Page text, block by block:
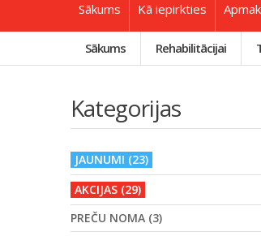
Sākums Kā iepirkties
Sākums Rehabilitācijai
Kategorijas
JAUNUMI (23)
AKCIJAS (29)
PREČU NOMA (3)